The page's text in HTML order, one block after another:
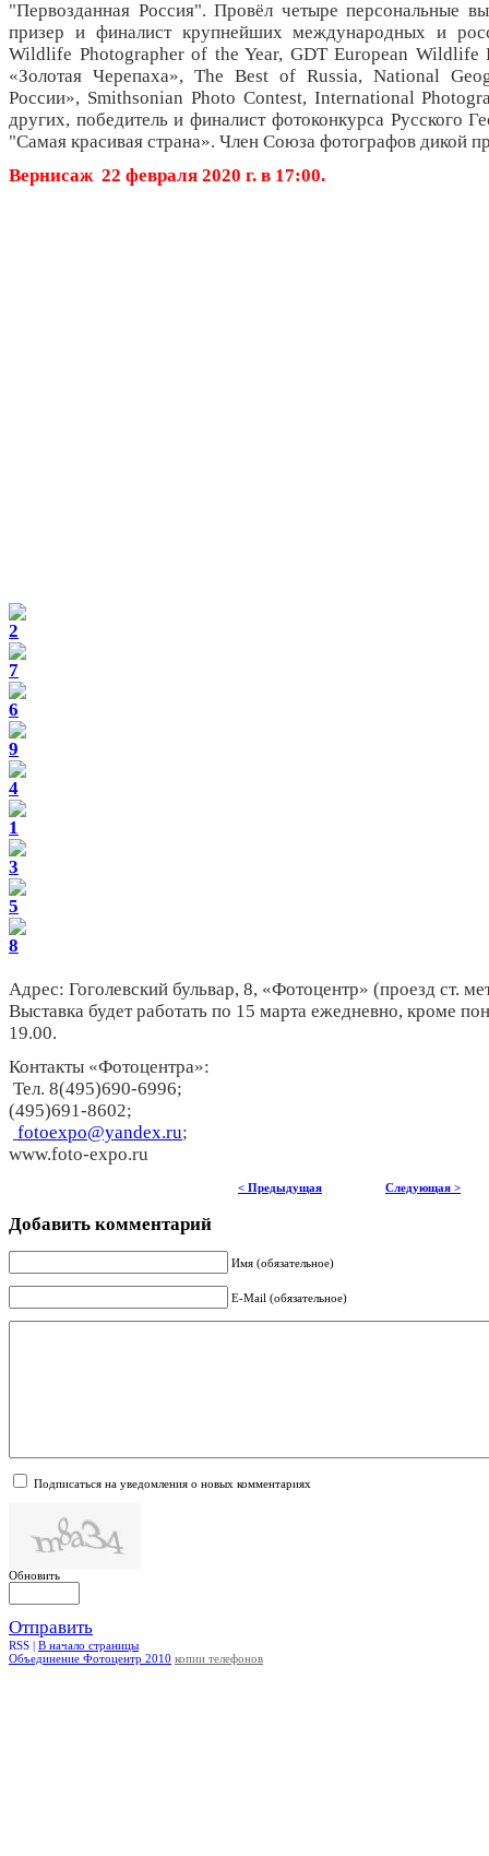
"Первозданная Россия". Провёл четыре персональные
призер и финалист крупнейших международных и
Wildlife Photographer of the Year, GDT European Wildlife
«Золотая Черепаха», The Best of Russia, National
России», Smithsonian Photo Contest, International
других, победитель и финалист фотоконкурса Русского
"Самая красивая страна». Член Союза фотографов дикой
Вернисаж 22 февраля 2020 г. в 17:00.
Адрес: Гоголевский бульвар, 8, «Фотоцентр» (проезд ст.
Выставка будет работать по 15 марта ежедневно, кроме
19.00.
Контакты «Фотоцентра»:
Тел. 8(495)690-6996;
(495)691-8602;
fotoexpo@yandex.ru;
www.foto-expo.ru
< Предыдущая Следующая >
Добавить комментарий
Имя (обязательное)
E-Mail (обязательное)
Подписаться на уведомления о новых комментариях
Обновить
Отправить
RSS | В начало страницы
Объединение Фотоцентр 2010 копии телефонов